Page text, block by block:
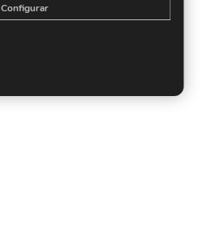
Configurar